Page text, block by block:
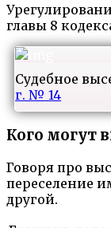
главы 8
Судебное
г. № 14
Кого могут
Говоря про
переселение
другой.